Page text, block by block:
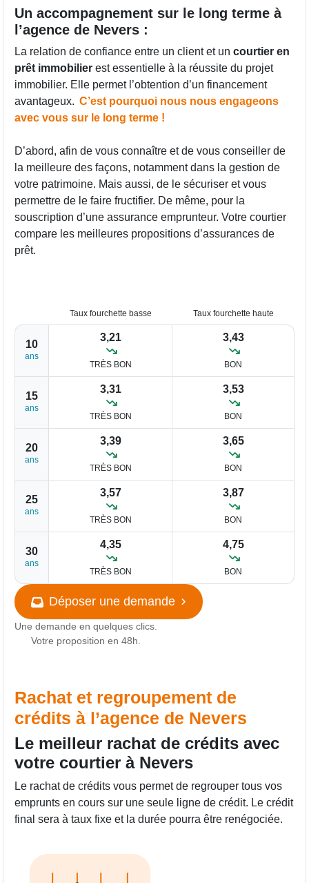
Un accompagnement sur le long terme à
l’agence de Nevers :
La relation de confiance entre un client et un courtier en
prêt immobilier est essentielle à la réussite du projet
immobilier. Elle permet l’obtention d’un financement
avantageux. C’est pourquoi nous nous engageons
avec vous sur le long terme !
D’abord, afin de vous connaître et de vous conseiller de
la meilleure des façons, notamment dans la gestion de
votre patrimoine. Mais aussi, de le sécuriser et vous
permettre de le faire fructifier. De même, pour la
souscription d’une assurance emprunteur. Votre courtier
compare les meilleures propositions d’assurances de
prêt.
Taux fourchette basse Taux fourchette haute
10
ans
3,21
TRÈS BON
3,43
BON
15
ans
3,31
TRÈS BON
3,53
BON
20
ans
3,39
TRÈS BON
3,65
BON
25
ans
3,57
TRÈS BON
3,87
BON
30
ans
4,35
TRÈS BON
4,75
BON
Déposer une demande
Une demande en quelques clics.
Votre proposition en 48h.
Rachat et regroupement de
crédits à l’agence de Nevers
Le meilleur rachat de crédits avec
votre courtier à Nevers
Le rachat de crédits vous permet de regrouper tous vos
emprunts en cours sur une seule ligne de crédit. Le crédit
final sera à taux fixe et la durée pourra être renégociée.